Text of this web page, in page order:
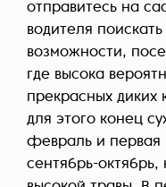
отправитесь на
водителя
возможности,
где высока
прекрасных диких
для этого конец
февраль и первая
сентябрь-октябрь,